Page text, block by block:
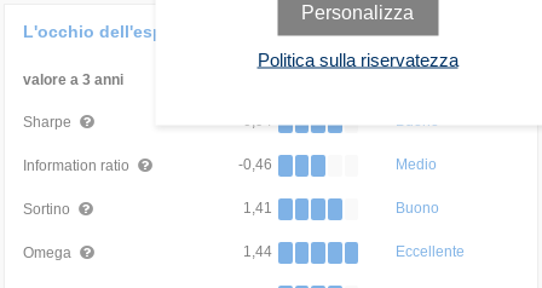
L'occhio dell'esperto
valore a 3 anni
Sharpe 0,94 Buono
Information ratio -0,46 Medio
Sortino 1,41 Buono
Omega 1,44 Eccellente
Personalizza
Politica sulla riservatezza